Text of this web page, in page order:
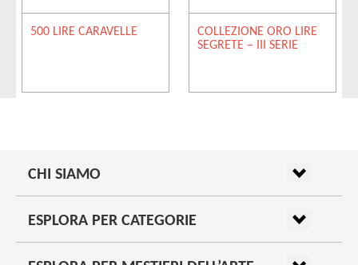
500 LIRE CARAVELLE
COLLEZIONE ORO LIRE
SEGRETE – III SERIE
CHI SIAMO
ESPLORA PER CATEGORIE